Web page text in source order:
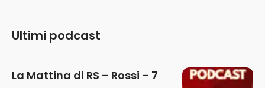
Ultimi podcast
La Mattina di RS – Rossi – 7